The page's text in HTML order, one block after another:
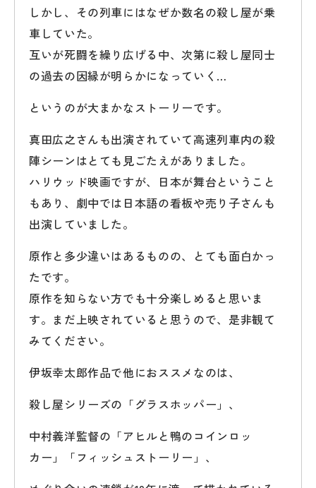
しかし、その列車にはなぜか数名の殺し屋が乗
車していた。
互いが死闘を繰り広げる中、次第に殺し屋同士
の過去の因縁が明らかになっていく…
というのが大まかなストーリーです。
真田広之さんも出演されていて高速列車内の殺
陣シーンはとても見ごたえがありました。
ハリウッド映画ですが、日本が舞台ということ
もあり、劇中では日本語の看板や売り子さんも
出演していました。
原作と多少違いはあるものの、とても面白かっ
たです。
原作を知らない方でも十分楽しめると思いま
す。まだ上映されていると思うので、是非観て
みてください。
伊坂幸太郎作品で他におススメなのは、
殺し屋シリーズの「グラスホッパー」、
中村義洋監督の「アヒルと鴨のコインロッ
カー」「フィッシュストーリー」、